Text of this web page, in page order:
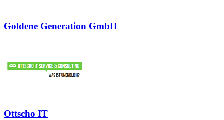
Goldene Generation GmbH
Ottscho IT